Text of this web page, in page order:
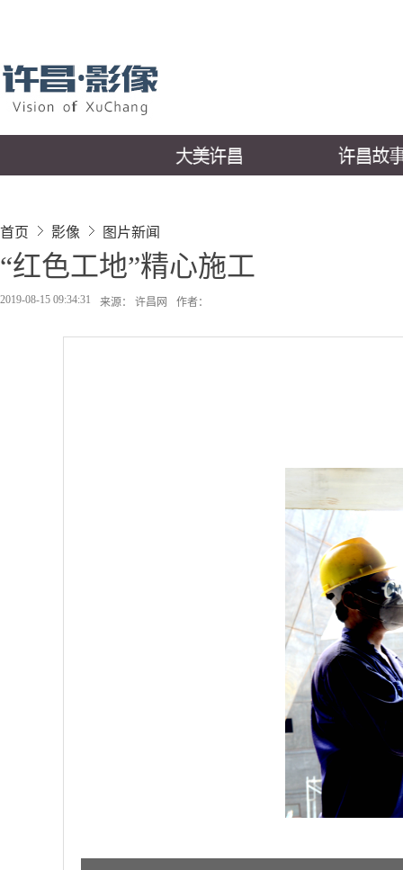
首页 影像 图片新闻
“红色工地”精心施工
2019-08-15 09:34:31 来源： 许昌网 作者：